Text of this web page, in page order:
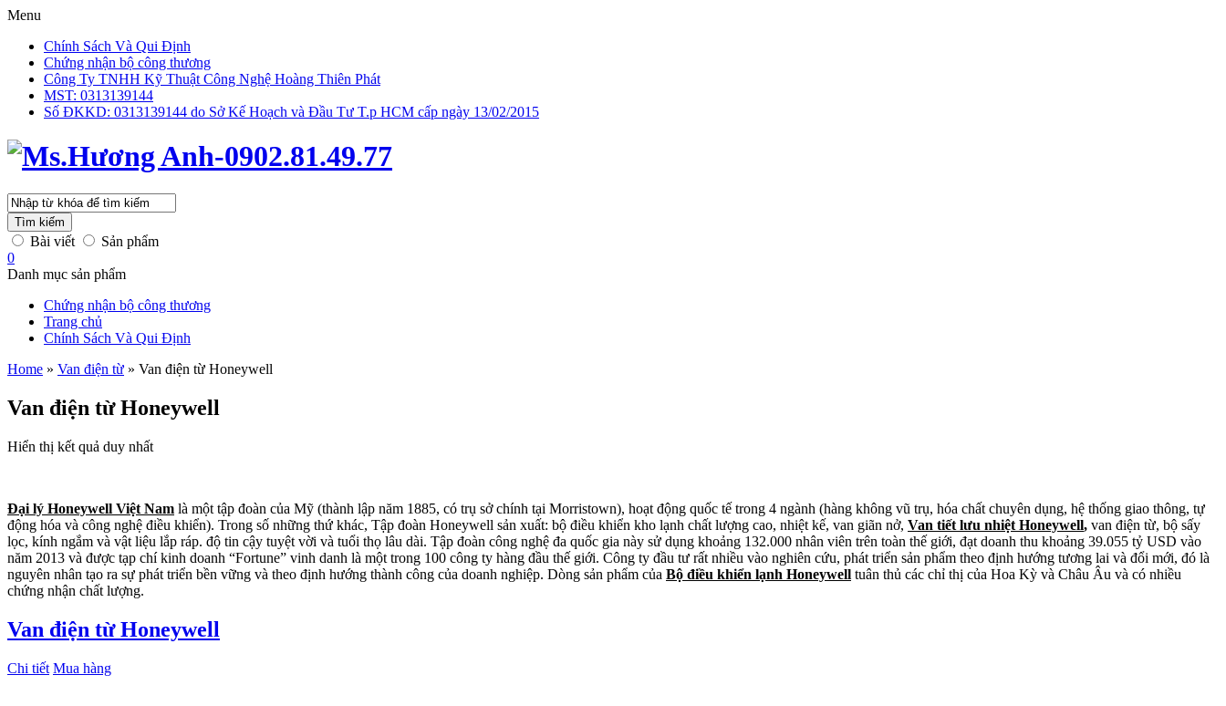
Menu
Chính Sách Và Qui Định
Chứng nhận bộ công thương
Công Ty TNHH Kỹ Thuật Công Nghệ Hoàng Thiên Phát
MST: 0313139144
Số ĐKKD: 0313139144 do Sở Kế Hoạch và Đầu Tư T.p HCM cấp ngày 13/02/2015
Tìm kiếm
Bài viết
Sản phẩm
0
Danh mục sản phẩm
Chứng nhận bộ công thương
Trang chủ
Chính Sách Và Qui Định
Home » Van điện từ » Van điện từ Honeywell
Van điện từ Honeywell
Hiển thị kết quả duy nhất
Đại lý Honeywell Việt Nam là một tập đoàn của Mỹ (thành lập năm 1885, có trụ sở chính tại Morristown), hoạt động quốc tế trong 4 ngành (hàng không vũ trụ, hóa chất chuyên dụng, hệ thống giao thông, tự
động hóa và công nghệ điều khiển). Trong số những thứ khác, Tập đoàn Honeywell sản xuất: bộ điều khiển kho lạnh chất lượng cao, nhiệt kế, van giãn nở, Van tiết lưu nhiệt Honeywell, van điện từ, bộ sấy
lọc, kính ngắm và vật liệu lắp ráp. độ tin cậy tuyệt vời và tuổi thọ lâu dài. Tập đoàn công nghệ đa quốc gia này sử dụng khoảng 132.000 nhân viên trên toàn thế giới, đạt doanh thu khoảng 39.055 tỷ USD vào
năm 2013 và được tạp chí kinh doanh “Fortune” vinh danh là một trong 100 công ty hàng đầu thế giới. Công ty đầu tư rất nhiều vào nghiên cứu, phát triển sản phẩm theo định hướng tương lai và đổi mới, đó là
nguyên nhân tạo ra sự phát triển bền vững và theo định hướng thành công của doanh nghiệp. Dòng sản phẩm của Bộ điều khiển lạnh Honeywell tuân thủ các chỉ thị của Hoa Kỳ và Châu Âu và có nhiều
chứng nhận chất lượng.
Van điện từ Honeywell
Chi tiết Mua hàng